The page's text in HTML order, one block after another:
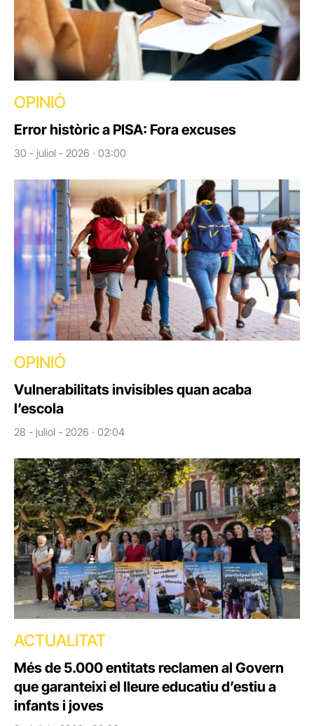
OPINIÓ
Error històric a PISA: Fora excuses
30 - juliol - 2026 · 03:00
OPINIÓ
Vulnerabilitats invisibles quan acaba
l’escola
28 - juliol - 2026 · 02:04
ACTUALITAT
Més de 5.000 entitats reclamen al Govern
que garanteixi el lleure educatiu d’estiu a
infants i joves